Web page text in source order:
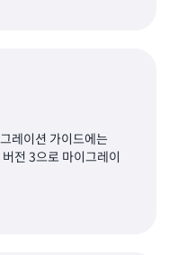
레이션 가이드에는
전 3으로 마이그레이